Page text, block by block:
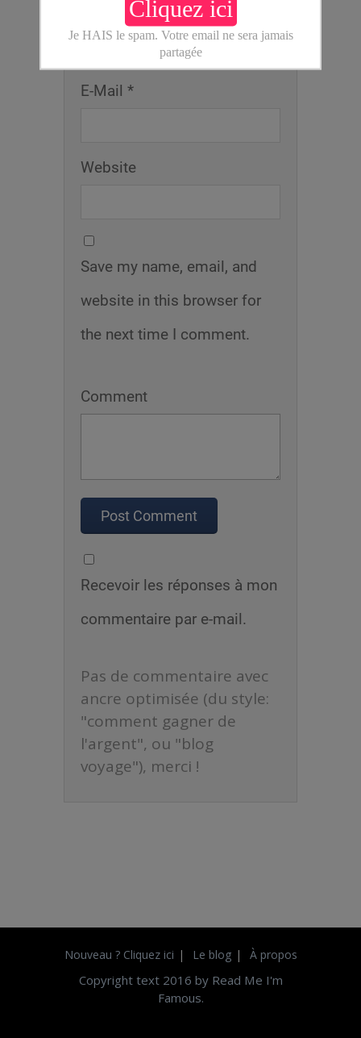
Name *
E-Mail *
Website
Save my name, email, and
website in this browser for
the next time I comment.
Comment
Recevoir les réponses à mon
commentaire par e-mail.
Pas de commentaire avec
ancre optimisée (du style:
"comment gagner de
l'argent", ou "blog
voyage"), merci !
Nouveau ? Cliquez ici Le blog À propos
Copyright text 2016 by Read Me I'm
Famous.